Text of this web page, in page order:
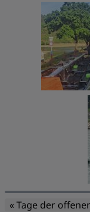
« Tage der